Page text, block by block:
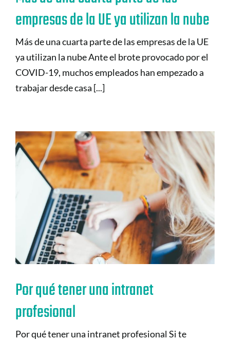
empresas de la UE ya utilizan la nube
Más de una cuarta parte de las empresas de la UE
ya utilizan la nube Ante el brote provocado por el
COVID-19, muchos empleados han empezado a
trabajar desde casa [...]
Por qué tener una intranet
profesional
Por qué tener una intranet profesional Si te